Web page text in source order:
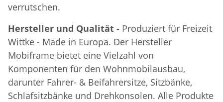
verrutschen.
Hersteller und Qualität - Produziert für Freizeit
Wittke - Made in Europa. Der Hersteller
Mobiframe bietet eine Vielzahl von
Komponenten für den Wohnmobilausbau,
darunter Fahrer- & Beifahrersitze, Sitzbänke,
Schlafsitzbänke und Drehkonsolen. Alle Produkte